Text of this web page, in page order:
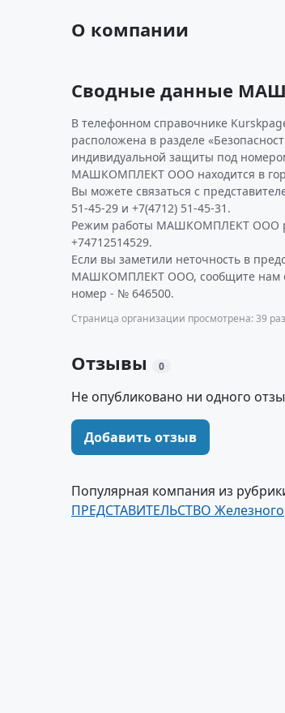
О компании
Сводные данные
В телефонном справочнике
расположена в разделе
индивидуальной защиты под
МАШКОМПЛЕКТ ООО находится в
Вы можете связаться с
51-45-29 и +7(4712) 51-45-31.
Режим работы МАШКОМПЛЕКТ ООО
+74712514529.
Если вы заметили неточность в
МАШКОМПЛЕКТ ООО, сообщите нам
номер - № 646500.
Страница организации просмотрена: 39 раз
Отзывы 0
Не опубликовано ни одного
Добавить отзыв
Популярная компания из
ПРЕДСТАВИТЕЛЬСТВО